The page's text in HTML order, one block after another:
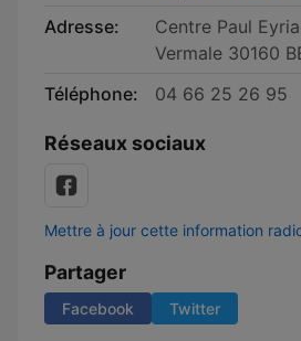
Adresse:
Centre Paul
Vermale 30160
Téléphone:
04 66 25 26 95
Réseaux sociaux
Mettre à jour cette information
Partager
Facebook Twitter